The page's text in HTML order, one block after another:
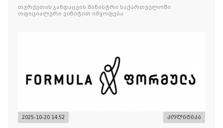
თურქეთის ჯანდაცვის მინისტრი საქართველოში
ოფიციალური ვიზიტით იმყოფება
2025-10-20 14:52 პოლიტიკა